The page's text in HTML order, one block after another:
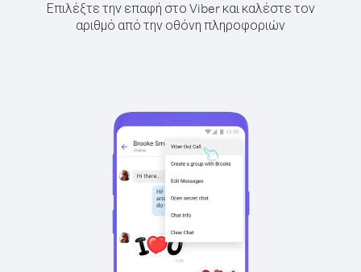
Επιλέξτε την επαφή στο Viber και καλέστε τον
αριθμό από την οθόνη πληροφοριών